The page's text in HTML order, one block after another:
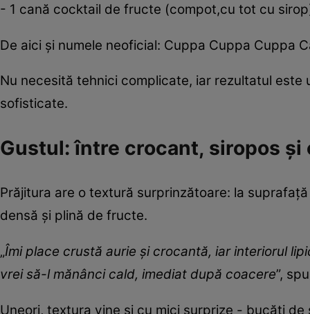
- 1 cană cocktail de fructe (compot,cu tot cu
De aici și numele neoficial: Cuppa Cuppa Cuppa
Nu necesită tehnici complicate, iar rezultatul
sofisticate.
Gustul: între crocant, siropos
Prăjitura are o textură surprinzătoare: la
densă și plină de fructe.
„Îmi place crustă aurie și crocantă, iar interiorul
vrei să-l mănânci cald, imediat după coacere”,
Uneori, textura vine și cu mici surprize - bucăți